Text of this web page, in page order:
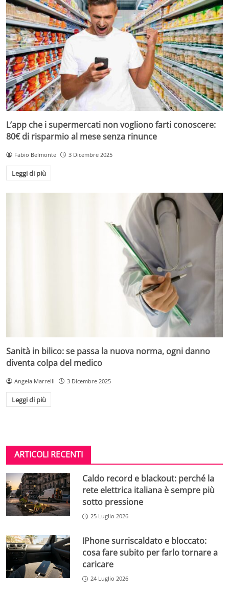
L’app che i supermercati non vogliono farti conoscere:
80€ di risparmio al mese senza rinunce
Fabio Belmonte 3 Dicembre 2025
Leggi di più
Sanità in bilico: se passa la nuova norma, ogni danno
diventa colpa del medico
Angela Marrelli 3 Dicembre 2025
Leggi di più
ARTICOLI RECENTI
Caldo record e blackout: perché la
rete elettrica italiana è sempre più
sotto pressione
25 Luglio 2026
IPhone surriscaldato e bloccato:
cosa fare subito per farlo tornare a
caricare
24 Luglio 2026